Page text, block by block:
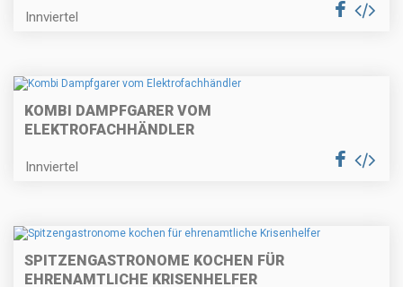
Innviertel
KOMBI DAMPFGARER VOM
ELEKTROFACHHÄNDLER
Innviertel
SPITZENGASTRONOME KOCHEN FÜR
EHRENAMTLICHE KRISENHELFER